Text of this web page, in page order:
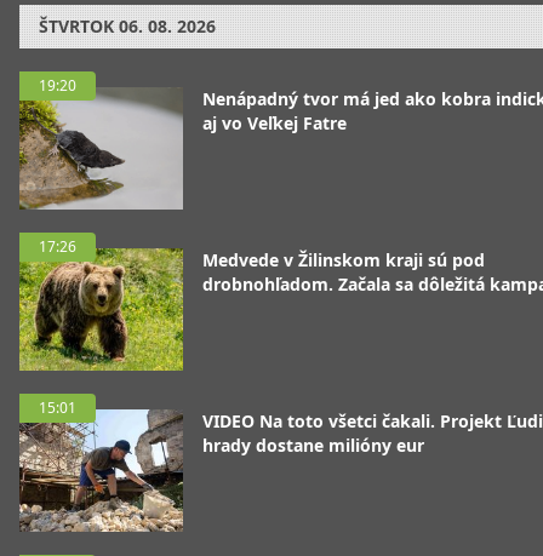
ŠTVRTOK 06. 08. 2026
19:20
Nenápadný tvor má jed ako kobra
aj vo Veľkej Fatre
17:26
Medvede v Žilinskom kraji sú pod
drobnohľadom. Začala sa dôležitá
15:01
VIDEO Na toto všetci čakali. Projekt
hrady dostane milióny eur